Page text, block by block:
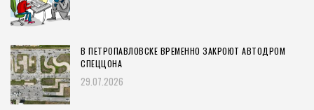
В ПЕТРОПАВЛОВСКЕ ВРЕМЕННО ЗАКРОЮТ АВТОДРОМ
СПЕЦЦОНА
29.07.2026